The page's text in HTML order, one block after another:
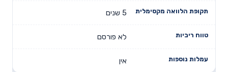
5 שנים
לא פורסם
אין